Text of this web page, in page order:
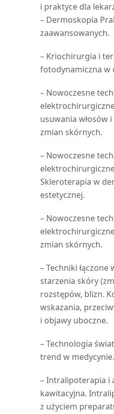
i praktyce dla
– Dermoskopia
zaawansowanych.
– Kriochirurgia i
fotodynamiczna w
– Nowoczesne
usuwania włosów
zmian skórnych.
– Nowoczesne
Skleroterapia w
estetycznej.
– Nowoczesne
zmian skórnych.
– Techniki
starzenia skóry
rozstępów, blizn.
wskazania,
i objawy uboczne.
– Technologia
trend w medycynie.
– Intralipoterapia i
kawitacyjna.
z użyciem